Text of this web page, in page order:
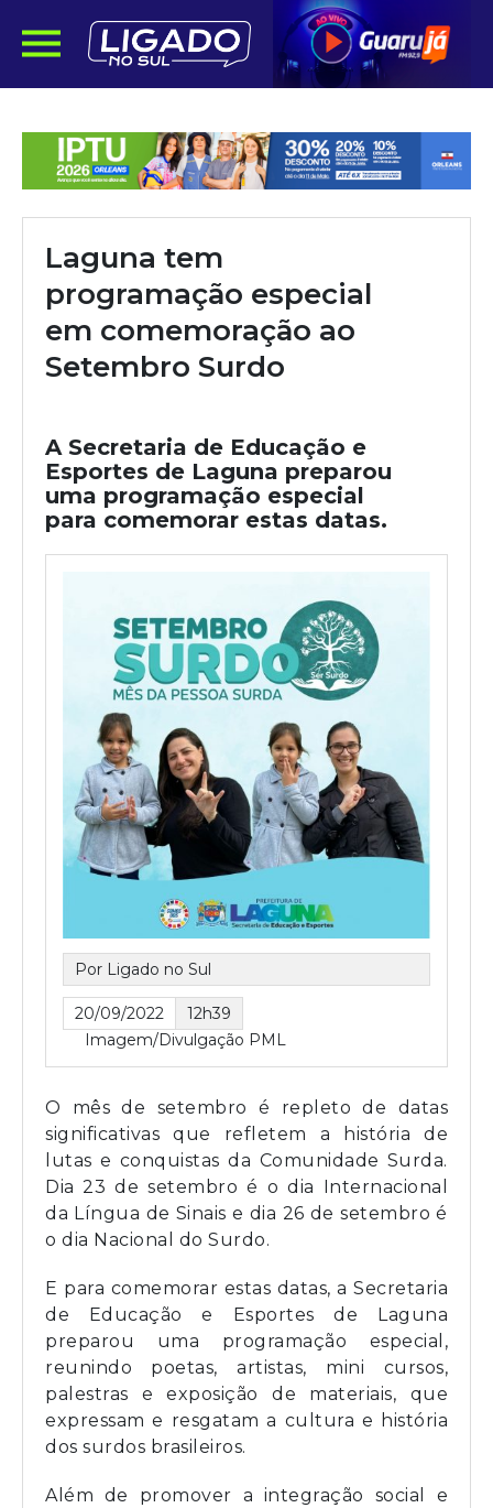
Laguna tem
programação especial
em comemoração ao
Setembro Surdo
A Secretaria de Educação e
Esportes de Laguna preparou
uma programação especial
para comemorar estas datas.
Por Ligado no Sul
20/09/2022
12h39
Imagem/Divulgação PML
O mês de setembro é repleto de datas
significativas que refletem a história de
lutas e conquistas da Comunidade Surda.
Dia 23 de setembro é o dia Internacional
da Língua de Sinais e dia 26 de setembro é
o dia Nacional do Surdo.
E para comemorar estas datas, a Secretaria
de Educação e Esportes de Laguna
preparou uma programação especial,
reunindo poetas, artistas, mini cursos,
palestras e exposição de materiais, que
expressam e resgatam a cultura e história
dos surdos brasileiros.
Além de promover a integração social e